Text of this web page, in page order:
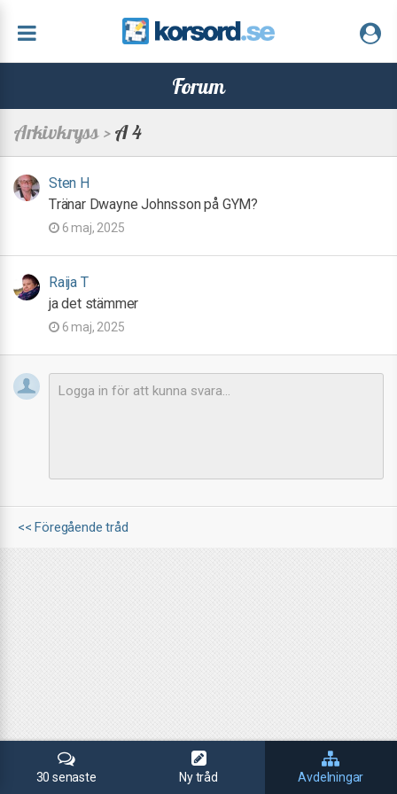
Forum
Arkivkryss >A 4
Sten H
Tränar Dwayne Johnsson på GYM?
6 maj, 2025
Raija T
ja det stämmer
6 maj, 2025
<< Föregående tråd
30 senaste Ny tråd Avdelningar